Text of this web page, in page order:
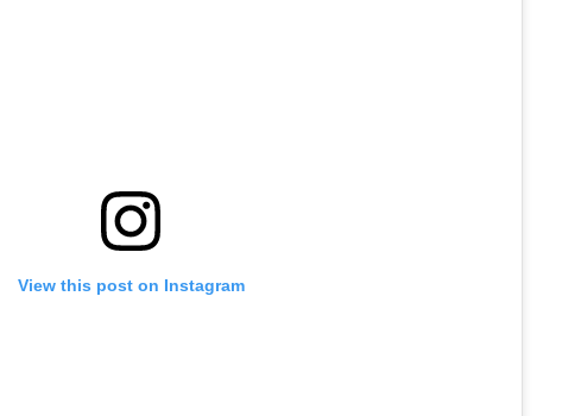
View this post on Instagram